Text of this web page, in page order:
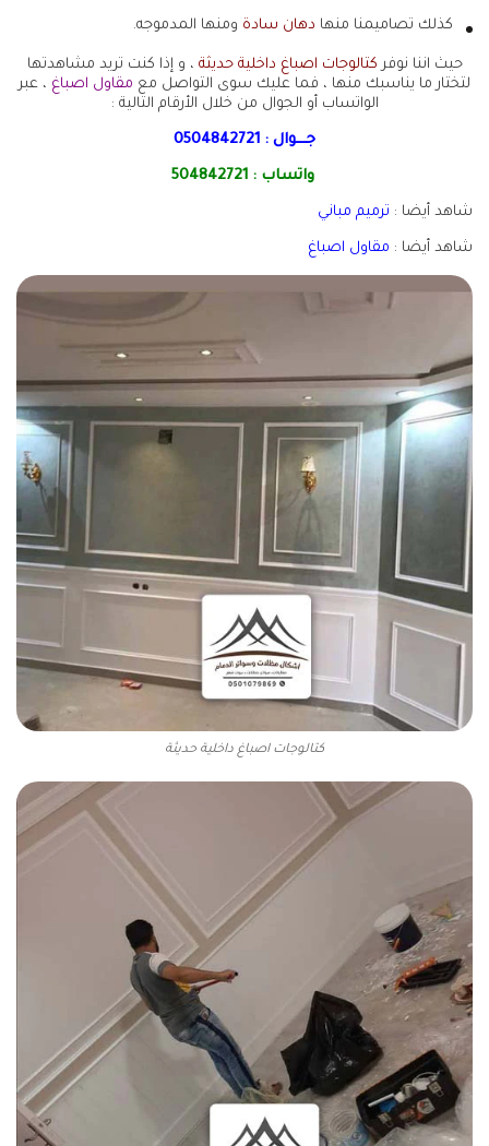
كذلك تصاميمنا منها دهان سادة ومنها المدموجه.
حيث اننا نوفركتالوجات اصباغ داخلية حديثة ، و إذا كنت تريد مشاهدتها
لتختار ما يناسبك منها ، فما عليك سوى التواصل مع مقاول اصباغ ، عبر
الواتساب أو الجوال من خلال الأرقام التالية :
جـــوال : 0504842721
واتساب :504842721
شاهد أيضا : ترميم مباني
شاهد أيضا : مقاول اصباغ
كتالوجات اصباغ داخلية حديثة